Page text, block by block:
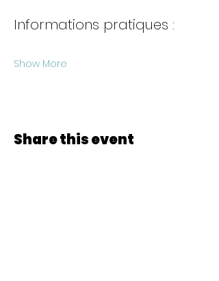
Informations pratiques :
Show More
Share this event